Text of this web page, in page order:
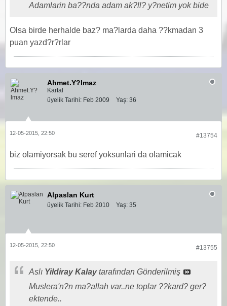
Adamlarin ba??nda adam ak?ll? y?netim yok bide
Olsa birde herhalde baz? ma?larda daha ??kmadan 3
puan yazd?r?rlar
Ahmet.Y?lmaz
Kartal
üyelik Tarihi: Feb 2009 Yaş: 36
#13754
12-05-2015, 22:50
biz olamiyorsak bu seref yoksunlari da olamicak
Alpaslan Kurt
üyelik Tarihi: Feb 2010 Yaş: 35
#13755
12-05-2015, 22:50
Aslı Yildiray Kalaytarafından Gönderilmiş
Muslera'n?n ma?allah var..ne toplar ??kard? ger?
ektende..